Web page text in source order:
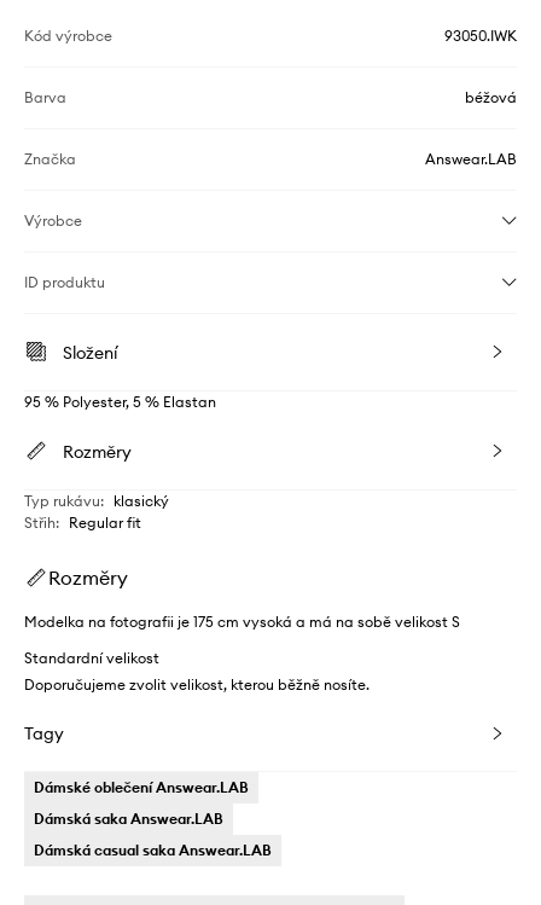
Kód výrobce 93050.IWK
Barva béžová
Značka Answear.LAB
Výrobce
ID produktu
Složení
95 % Polyester, 5 % Elastan
Rozměry
Typ rukávu: klasický
Střih: Regular fit
Rozměry
Modelka na fotografii je 175 cm vysoká a má na sobě velikost S
Standardní velikost
Doporučujeme zvolit velikost, kterou běžně nosíte.
Tagy
Dámské oblečení Answear.LAB
Dámská saka Answear.LAB
Dámská casual saka Answear.LAB